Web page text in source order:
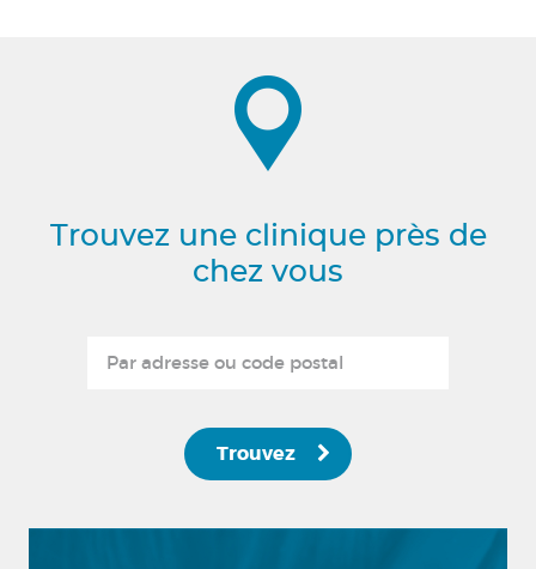
Trouvez une clinique près de
chez vous
Trouvez